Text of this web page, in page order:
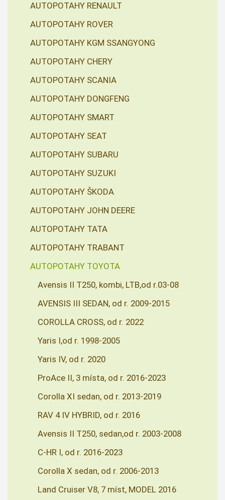
AUTOPOTAHY RENAULT
AUTOPOTAHY ROVER
AUTOPOTAHY KGM SSANGYONG
AUTOPOTAHY CHERY
AUTOPOTAHY SCANIA
AUTOPOTAHY DONGFENG
AUTOPOTAHY SMART
AUTOPOTAHY SEAT
AUTOPOTAHY SUBARU
AUTOPOTAHY SUZUKI
AUTOPOTAHY ŠKODA
AUTOPOTAHY JOHN DEERE
AUTOPOTAHY TATA
AUTOPOTAHY TRABANT
AUTOPOTAHY TOYOTA
Avensis II T250, kombi, LTB,od r.03-08
AVENSIS III SEDAN, od r. 2009-2015
COROLLA CROSS, od r. 2022
Yaris I,od r. 1998-2005
Yaris IV, od r. 2020
ProAce II, 3 místa, od r. 2016-2023
Corolla XI sedan, od r. 2013-2019
RAV 4 IV HYBRID, od r. 2016
Avensis II T250, sedan,od r. 2003-2008
C-HR I, od r. 2016-2023
Corolla X sedan, od r. 2006-2013
Land Cruiser V8, 7 míst, MODEL 2016